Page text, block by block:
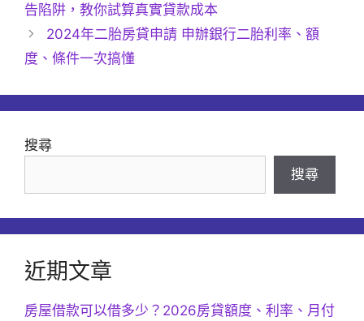
告陷阱，教你試算真實貸款成本
2024年二胎房貸申請 申辦銀行二胎利率、額
度、條件一次搞懂
搜尋
搜尋
近期文章
房屋借款可以借多少？2026房貸額度、利率、月付